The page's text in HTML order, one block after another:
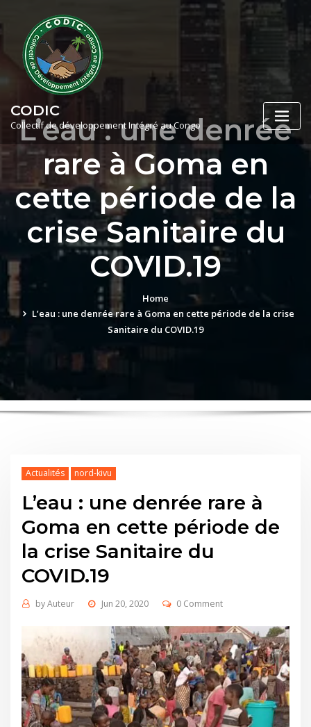
to
content
CODIC
Collectif de développement Intégré au Congo
L’eau : une denrée
rare à Goma en
cette période de la
crise Sanitaire du
COVID.19
Home
L’eau : une denrée rare à Goma en cette période de la crise
Sanitaire du COVID.19
Actualités nord-kivu
L’eau : une denrée rare à
Goma en cette période de
la crise Sanitaire du
COVID.19
byAuteur Jun 20, 2020 0 Comment